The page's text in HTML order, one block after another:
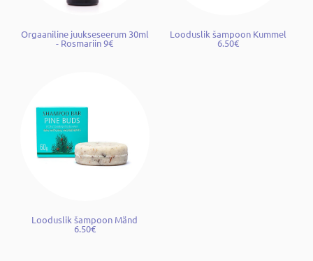
Orgaaniline juukseseerum 30ml
- Rosmariin 9€
Looduslik šampoon Kummel
6.50€
Looduslik šampoon Mänd
6.50€